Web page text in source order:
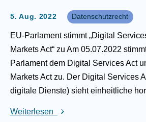
5. Aug. 2022 Datenschutzrecht
EU-Parlament stimmt „Digital
Markets Act“ zu Am 05.07.2022
Parlament dem Digital Services Act
Markets Act zu. Der Digital Services
digitale Dienste) sieht einheitliche
Weiterlesen